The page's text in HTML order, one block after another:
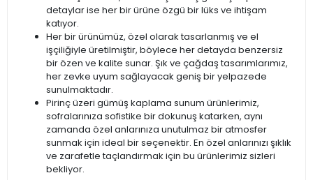
detaylar ise her bir ürüne özgü bir lüks ve ihtişam
katıyor.
Her bir ürünümüz, özel olarak tasarlanmış ve el
işçiliğiyle üretilmiştir, böylece her detayda benzersiz
bir özen ve kalite sunar. Şık ve çağdaş tasarımlarımız,
her zevke uyum sağlayacak geniş bir yelpazede
sunulmaktadır.
Pirinç üzeri gümüş kaplama sunum ürünlerimiz,
sofralarınıza sofistike bir dokunuş katarken, aynı
zamanda özel anlarınıza unutulmaz bir atmosfer
sunmak için ideal bir seçenektir. En özel anlarınızı şıklık
ve zarafetle taçlandırmak için bu ürünlerimiz sizleri
bekliyor.